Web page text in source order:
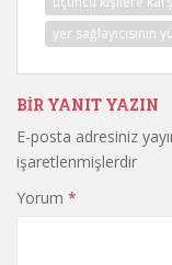
yer sağlayıcısının
BIR YANIT YAZIN
E-posta adresiniz
işaretlenmişlerdir
Yorum *